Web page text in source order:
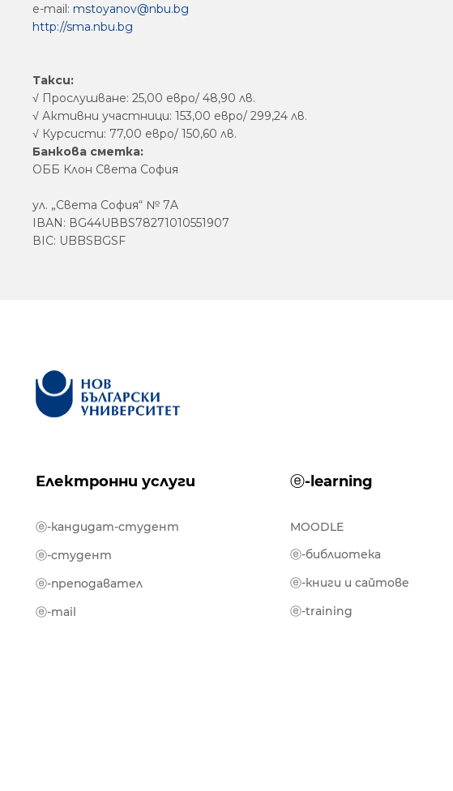
e-mail: mstoyanov@nbu.bg
http://sma.nbu.bg
Такси:
√ Прослушване: 25,00 евро/ 48,90 лв.
√ Активни участници: 153,00 евро/ 299,24 лв.
√ Курсисти: 77,00 евро/ 150,60 лв.
Банкова сметка:
ОББ Клон Света София
ул. „Света София“ № 7A
IВАN: ВG44UВВS78271010551907
ВIС: UBBSBGSF
Електронни услуги ⓔ-learning
ⓔ-кандидат-студент
ⓔ-студент
ⓔ-преподавател
ⓔ-mail
MOODLE
ⓔ-библиотека
ⓔ-книги и сайтове
ⓔ-training